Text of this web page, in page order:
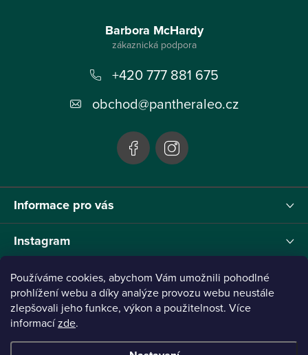
Používáme cookies, abychom Vám umožnili pohodlné
prohlížení webu a díky analýze provozu webu neustále
zlepšovali jeho funkce, výkon a použitelnost. Více
informacízde.
Informace pro vás
Instagram
Barbora McHardy
+420 777 881 675
obchod@pantheraleo.cz
Tento projekt byl realizován pod reg.č. 0380001205 s názvem Panthera Leo
zaměřený na inovaci webu a marketingových nástrojů financovaný Evropskou Unií -